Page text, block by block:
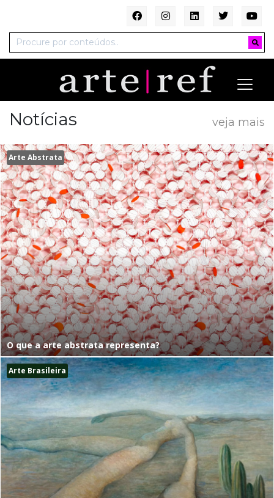
Notícias veja mais
Arte Abstrata
O que a arte abstrata representa?
Arte Brasileira